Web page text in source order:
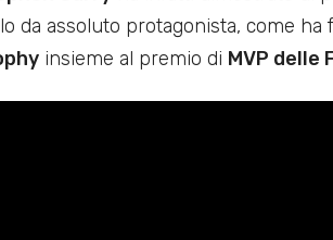
da assoluto protagonista, come
insieme al premio di MVP delle